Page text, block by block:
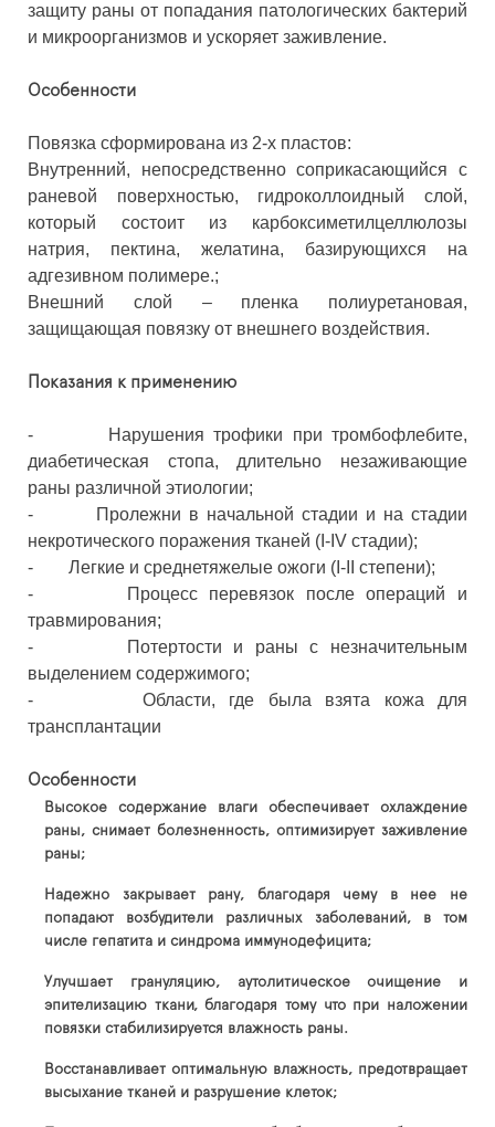
защиту раны от попадания патологических бактерий
и микроорганизмов и ускоряет заживление.
Особенности
Повязка сформирована из 2-х пластов:
Внутренний, непосредственно соприкасающийся с
раневой поверхностью, гидроколлоидный слой,
который состоит из карбоксиметилцеллюлозы
натрия, пектина, желатина, базирующихся на
адгезивном полимере.;
Внешний слой – пленка полиуретановая,
защищающая повязку от внешнего воздействия.
Показания к применению
- Нарушения трофики при тромбофлебите,
диабетическая стопа, длительно незаживающие
раны различной этиологии;
- Пролежни в начальной стадии и на стадии
некротического поражения тканей (I-IV стадии);
- Легкие и среднетяжелые ожоги (I-II степени);
- Процесс перевязок после операций и
травмирования;
- Потертости и раны с незначительным
выделением содержимого;
- Области, где была взята кожа для
трансплантации
Особенности
Высокое содержание влаги обеспечивает охлаждение
раны, снимает болезненность, оптимизирует заживление
раны;
Надежно закрывает рану, благодаря чему в нее не
попадают возбудители различных заболеваний, в том
числе гепатита и синдрома иммунодефицита;
Улучшает грануляцию, аутолитическое очищение и
эпителизацию ткани, благодаря тому что при наложении
повязки стабилизируется влажность раны.
Восстанавливает оптимальную влажность, предотвращает
высыхание тканей и разрушение клеток;